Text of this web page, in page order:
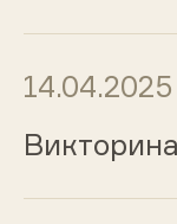
14.04.2025